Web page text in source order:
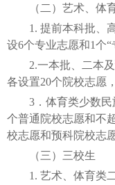
（二）艺术、体
1. 提前本科批、高
设6个专业志愿和1个“
2.一本批、二本及
各设置20个院校志愿
3．体育类少数民
个普通院校志愿和不
校志愿和预科院校志
（三）三校生
1. 艺术、体育类二